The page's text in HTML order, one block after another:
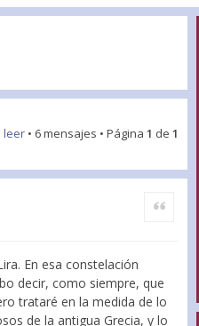
leer • 6 mensajes • Página 1 de 1
Citar
En esa constelación
decir, como siempre, que
trataré en la medida de lo
de la antigua Grecia, y lo